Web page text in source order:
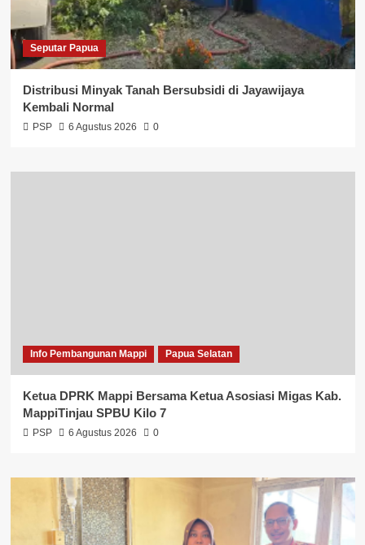
Seputar Papua
Distribusi Minyak Tanah Bersubsidi di Jayawijaya
Kembali Normal
PSP 6 Agustus 2026 0
Info Pembangunan Mappi Papua Selatan
Ketua DPRK Mappi Bersama Ketua Asosiasi Migas Kab.
MappiTinjau SPBU Kilo 7
PSP 6 Agustus 2026 0